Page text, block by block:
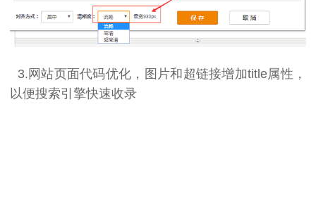
3. 网站页面代码优化，图片和超链接增加title属性，
以便搜索引擎快速收录